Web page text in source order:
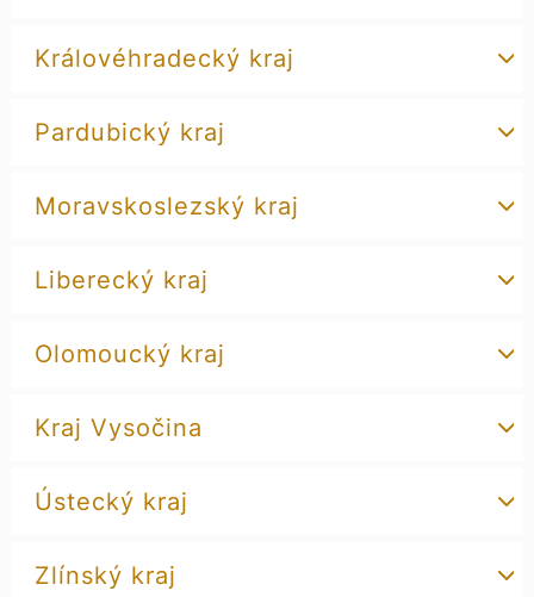
Královéhradecký kraj
Pardubický kraj
Moravskoslezský kraj
Liberecký kraj
Olomoucký kraj
Kraj Vysočina
Ústecký kraj
Zlínský kraj